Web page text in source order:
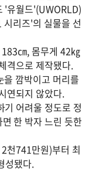
'유월드'(UWORLD)
리즈'의 실물을 선
㎝, 몸무게 42㎏
격으로 제작됐다.
깜박이고 머리를
연되지 않았다.
기 어려울 정도로 정
한 박자 느린 듯한
천741만원)부터 최
성됐다.